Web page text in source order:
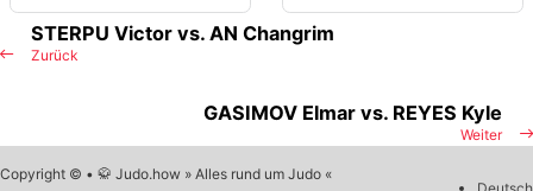
Zurück
STERPU Victor vs. AN Changrim
Weiter
GASIMOV Elmar vs. REYES Kyle
Copyright © • 🥋 Judo.how » Alles rund um Judo «